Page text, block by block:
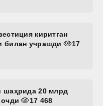
киритган
билан учрашди
17
шаҳрида 20 млрд
очди
17 468